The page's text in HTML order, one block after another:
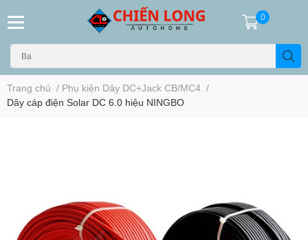
0
Trang chủ / Phụ kiện Dây DC+Jack CB/MC4 /
Dây cáp điện Solar DC 6.0 hiệu NINGBO